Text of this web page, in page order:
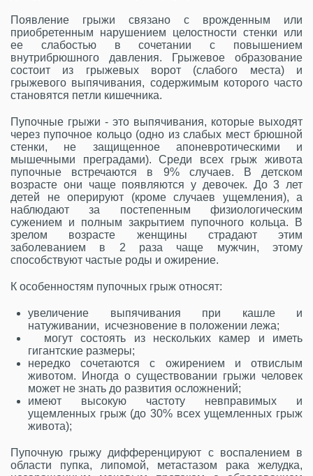
Появление грыжи связано с врожденным или
приобретенным нарушением целостности стенки или
ее слабостью в сочетании с повышением
внутрибрюшного давления. Грыжевое образование
состоит из грыжевых ворот (слабого места) и
грыжевого выпячивания, содержимым которого часто
становятся петли кишечника.
Пупочные грыжи - это выпячивания, которые выходят
через пупочное кольцо (одно из слабых мест брюшной
стенки, не защищенное апоневротическими и
мышечными преградами). Среди всех грыж живота
пупочные встречаются в 9% случаев. В детском
возрасте они чаще появляются у девочек. До 3 лет
детей не оперируют (кроме случаев ущемления), а
наблюдают за постепенным физиологическим
сужением и полным закрытием пупочного кольца. В
зрелом возрасте женщины страдают этим
заболеванием в 2 раза чаще мужчин, этому
способствуют частые роды и ожирение.
К особенностям пупочных грыж относят:
увеличение выпячивания при кашле и
натуживании, исчезновение в положении лежа;
могут состоять из нескольких камер и иметь
гигантские размеры;
нередко сочетаются с ожирением и отвислым
животом.
Иногда о существовании грыжи человек
может не знать до развития осложнений;
имеют высокую частоту невправимых и
ущемленных грыж (до 30% всех ущемленных грыж
живота);
Пупочную грыжу дифференцируют с воспалением в
области пупка, липомой, метастазом рака желудка,